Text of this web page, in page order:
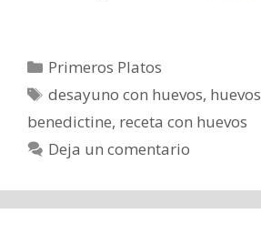
Categorías
Primeros Platos
Etiquetas
desayuno con huevos, huevos
benedictine, receta con huevos
Deja un comentario